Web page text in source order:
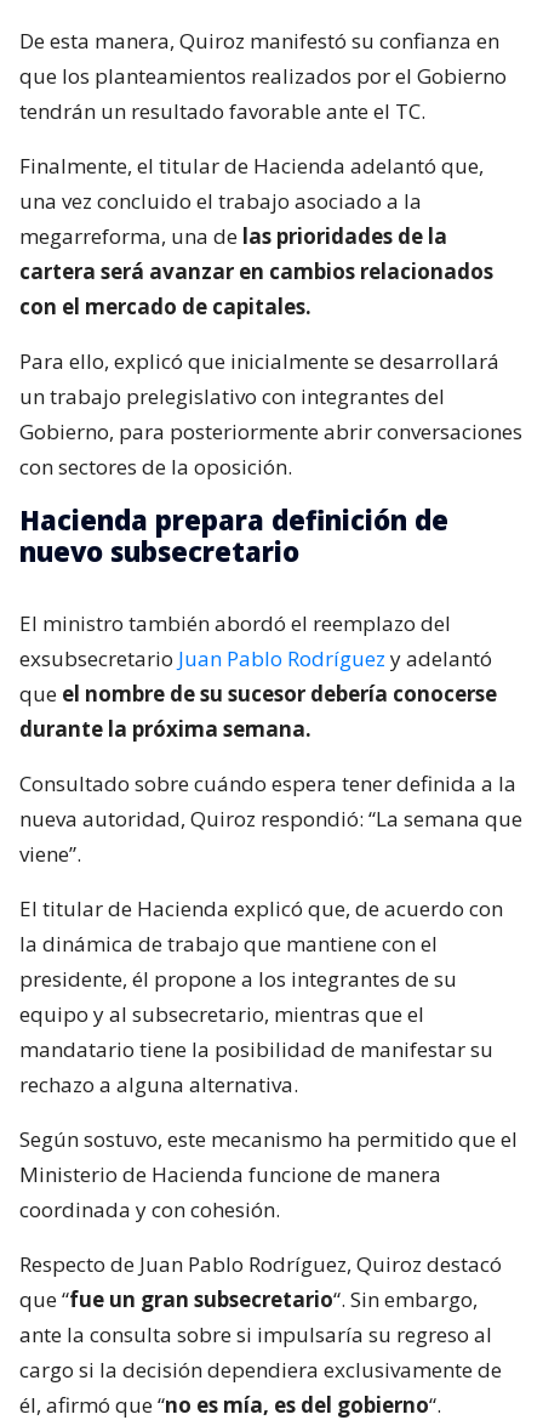
De esta manera, Quiroz manifestó su confianza en
que los planteamientos realizados por el Gobierno
tendrán un resultado favorable ante el TC.
Finalmente, el titular de Hacienda adelantó que,
una vez concluido el trabajo asociado a la
megarreforma, una de las prioridades de la
cartera será avanzar en cambios relacionados
con el mercado de capitales.
Para ello, explicó que inicialmente se desarrollará
un trabajo prelegislativo con integrantes del
Gobierno, para posteriormente abrir conversaciones
con sectores de la oposición.
Hacienda prepara definición de
nuevo subsecretario
El ministro también abordó el reemplazo del
exsubsecretario Juan Pablo Rodríguez y adelantó
que el nombre de su sucesor debería conocerse
durante la próxima semana.
Consultado sobre cuándo espera tener definida a la
nueva autoridad, Quiroz respondió: “La semana que
viene”.
El titular de Hacienda explicó que, de acuerdo con
la dinámica de trabajo que mantiene con el
presidente, él propone a los integrantes de su
equipo y al subsecretario, mientras que el
mandatario tiene la posibilidad de manifestar su
rechazo a alguna alternativa.
Según sostuvo, este mecanismo ha permitido que el
Ministerio de Hacienda funcione de manera
coordinada y con cohesión.
Respecto de Juan Pablo Rodríguez, Quiroz destacó
que “fue un gran subsecretario“. Sin embargo,
ante la consulta sobre si impulsaría su regreso al
cargo si la decisión dependiera exclusivamente de
él, afirmó que “no es mía, es del gobierno“.